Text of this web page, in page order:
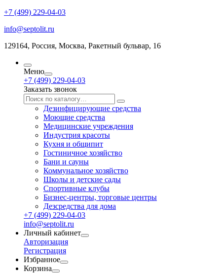
+7 (499) 229-04-03
info@septolit.ru
129164, Россия, Москва, Ракетный бульвар, 16
Меню
+7 (499) 229-04-03
Заказать звонок
Дезинфицирующие средства
Моющие средства
Медицинские учреждения
Индустрия красоты
Кухня и общипит
Гостиничное хозяйство
Бани и сауны
Коммунальное хозяйство
Школы и детские сады
Спортивные клубы
Бизнес-центры, торговые центры
Дезсредства для дома
+7 (499) 229-04-03
info@septolit.ru
Личный кабинет
Авторизация
Регистрация
Избранное
Корзина